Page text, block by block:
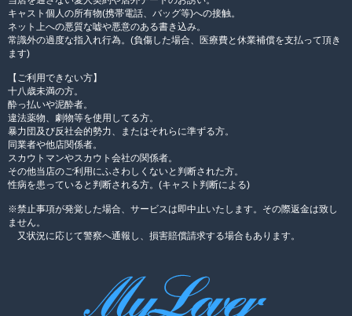
キャスト個人の所有物(携帯電話、バッグ等)への接触。
ネット上への悪質な嘘や悪意のある書き込み。
常識外の過度な指入れ行為。(負傷した場合、医療費と休業補償を支払って頂き
ます)
【ご利用できない方】
十八歳未満の方。
酔っ払いや泥酔者。
違法薬物、劇物等を使用してる方。
暴力団及び反社会的勢力、またはそれらに準ずる方。
同業者や他店関係者。
スカウトマンやスカウト会社の関係者。
その他当店のご利用にふさわしくないと判断された方。
性病を患っていると判断される方。(キャスト判断による)
※禁止事項が発覚した場合、サービスは即中止いたします。その際返金は致し
ません。
又状況に応じて警察へ通報し、損害賠償請求する場合もあります。